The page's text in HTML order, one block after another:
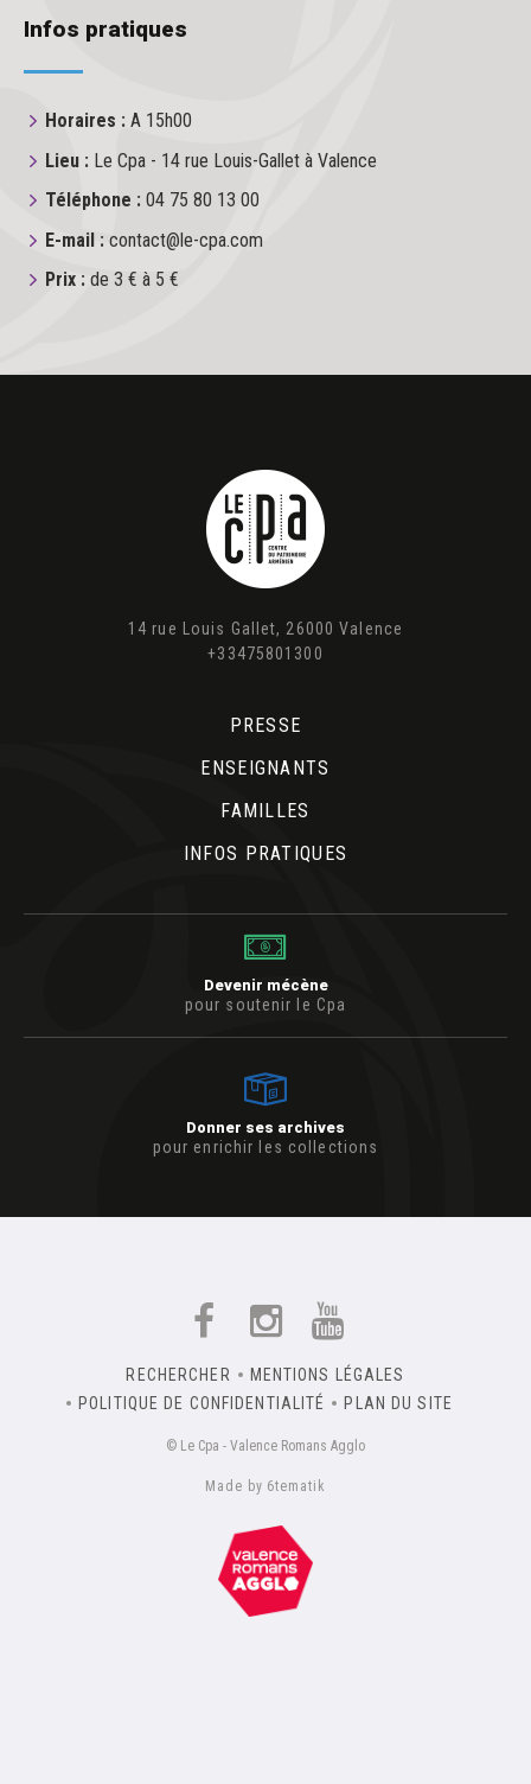
Infos pratiques
Horaires : A 15h00
Lieu : Le Cpa - 14 rue Louis-Gallet à Valence
Téléphone : 04 75 80 13 00
E-mail : contact@le-cpa.com
Prix : de 3 € à 5 €
14 rue Louis Gallet, 26000 Valence
+33475801300
PRESSE
ENSEIGNANTS
FAMILLES
INFOS PRATIQUES
Devenir mécène
pour soutenir le Cpa
Donner ses archives
pour enrichir les collections
RECHERCHER
MENTIONS LÉGALES
POLITIQUE DE CONFIDENTIALITÉ
PLAN DU SITE
© Le Cpa - Valence Romans Agglo
Made by 6tematik